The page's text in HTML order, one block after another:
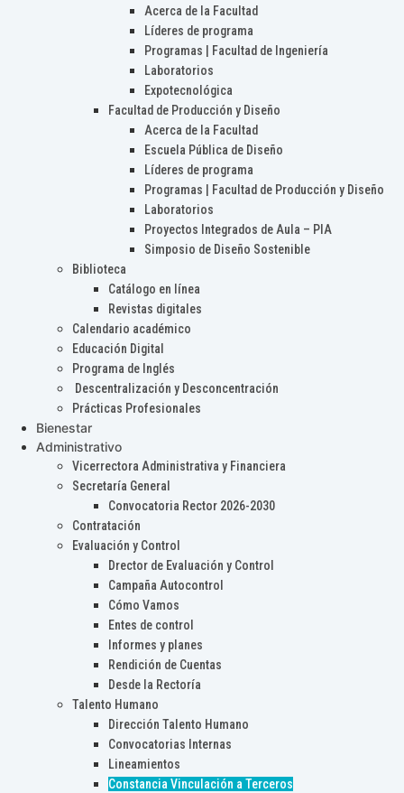
Acerca de la Facultad
Líderes de programa
Programas | Facultad de Ingeniería
Laboratorios
Expotecnológica
Facultad de Producción y Diseño
Acerca de la Facultad
Escuela Pública de Diseño
Líderes de programa
Programas | Facultad de Producción y Diseño
Laboratorios
Proyectos Integrados de Aula – PIA
Simposio de Diseño Sostenible
Biblioteca
Catálogo en línea
Revistas digitales
Calendario académico
Educación Digital
Programa de Inglés
Descentralización y Desconcentración
Prácticas Profesionales
Bienestar
Administrativo
Vicerrectora Administrativa y Financiera
Secretaría General
Convocatoria Rector 2026-2030
Contratación
Evaluación y Control
Drector de Evaluación y Control
Campaña Autocontrol
Cómo Vamos
Entes de control
Informes y planes
Rendición de Cuentas
Desde la Rectoría
Talento Humano
Dirección Talento Humano
Convocatorias Internas
Lineamientos
Constancia Vinculación a Terceros